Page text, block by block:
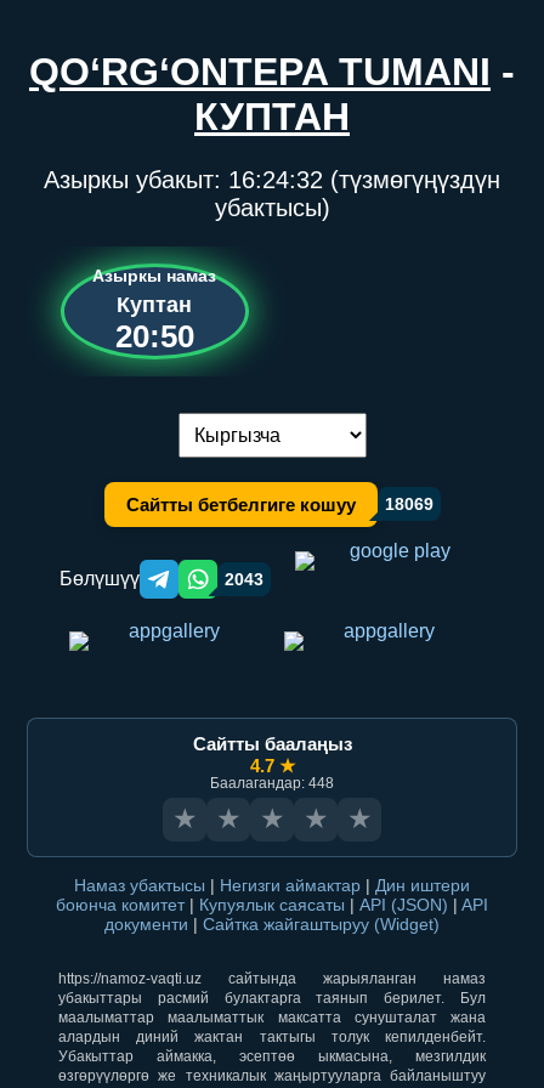
QO‘RG‘ONTEPA TUMANI -
КУПТАН
Азыркы убакыт: 16:24:32 (түзмөгүңүздүн
убактысы)
Азыркы намаз
Куптан
20:50
Тилди алмаштыруу:
Сайтты бетбелгиге кошуу 18069
Бөлүшүү Telegram orqali ulashish
WhatsApp orqali ulashish
2043
Сайтты баалаңыз
4.7 ★
Баалагандар: 448
★ ★ ★ ★ ★
Намаз убактысы | Негизги аймактар | Дин иштери
боюнча комитет | Купуялык саясаты | API (JSON) | API
документи | Сайтка жайгаштыруу (Widget)
https://namoz-vaqti.uz сайтында жарыяланган намаз
убакыттары расмий булактарга таянып берилет. Бул
маалыматтар маалыматтык максатта сунушталат жана
алардын диний жактан тактыгы толук кепилденбейт.
Убакыттар аймакка, эсептөө ыкмасына, мезгилдик
өзгөрүүлөргө же техникалык жаңыртууларга байланыштуу